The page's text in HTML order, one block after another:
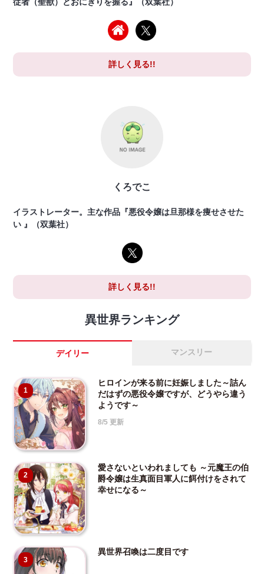
詳しく見る!!
くろでこ
イラストレーター。主な作品『悪役令嬢は旦那様を痩せさせた
い 』（双葉社）
詳しく見る!!
異世界ランキング
デイリー マンスリー
1
ヒロインが来る前に妊娠しました～詰ん
だはずの悪役令嬢ですが、どうやら違う
ようです～
8/5 更新
2
愛さないといわれましても ～元魔王の伯
爵令嬢は生真面目軍人に餌付けをされて
幸せになる～
3
異世界召喚は二度目です